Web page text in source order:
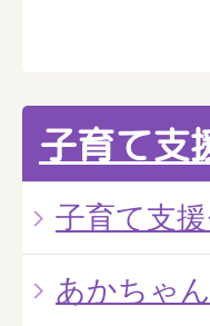
子育て支
子育て支
あかちゃ